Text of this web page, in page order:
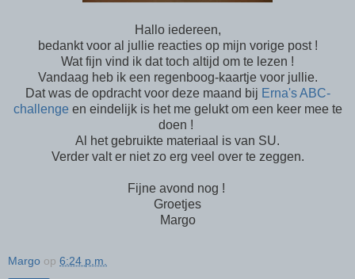
Hallo iedereen,
bedankt voor al jullie reacties op mijn vorige post !
Wat fijn vind ik dat toch altijd om te lezen !
Vandaag heb ik een regenboog-kaartje voor jullie.
Dat was de opdracht voor deze maand bij Erna's ABC-
challenge en eindelijk is het me gelukt om een keer mee te
doen !
Al het gebruikte materiaal is van SU.
Verder valt er niet zo erg veel over te zeggen.
Fijne avond nog !
Groetjes
Margo
Margo op 6:24 p.m.